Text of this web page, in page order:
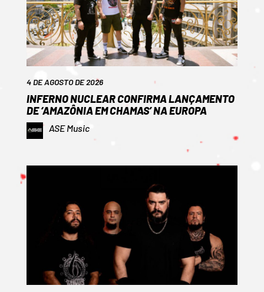
4 DE AGOSTO DE 2026
INFERNO NUCLEAR CONFIRMA LANÇAMENTO
DE ‘AMAZÔNIA EM CHAMAS’ NA EUROPA
ASE Music